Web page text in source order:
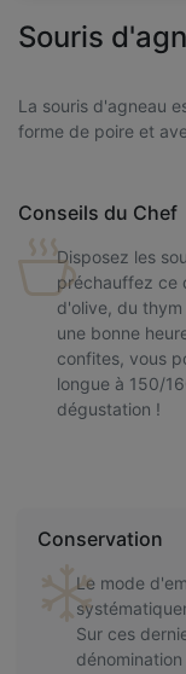
Souris
La souris d'agneau
forme de poire et
Conseils du Chef
Disposez les
préchauffez ce
d'olive, du
une bonne
confites, vous
longue à 150/
dégustation !
Conservation
Le mode
Sur ces